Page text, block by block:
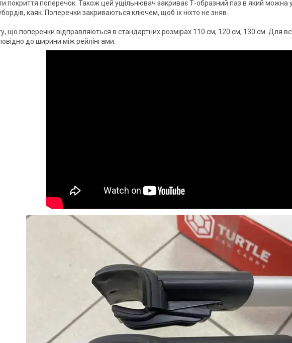
покриття поперечок. Також цей ущільнювач закриває Т-образний паз в який можна
каяк. Поперечки закриваються ключем, щоб їх ніхто не зняв.
що поперечки відправляються в стандартних розмірах 110 см, 120 см, 130 см. Для
до ширини між рейлінгами.